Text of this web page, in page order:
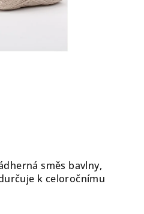
směs bavlny,
k celoročnímu